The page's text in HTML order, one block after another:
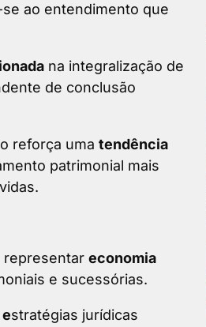
ao entendimento que
na integralização de
de conclusão
reforça uma tendência
patrimonial mais
representar economia
e sucessórias.
stratégias jurídicas